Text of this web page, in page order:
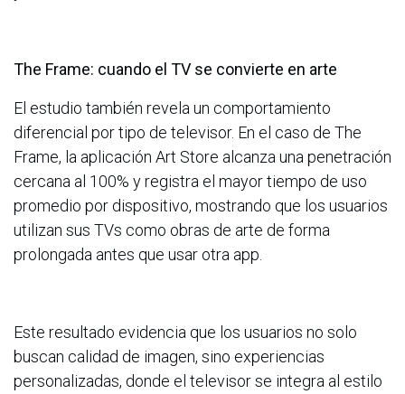
The Frame: cuando el TV se convierte en arte
El estudio también revela un comportamiento
diferencial por tipo de televisor. En el caso de The
Frame, la aplicación Art Store alcanza una penetración
cercana al 100% y registra el mayor tiempo de uso
promedio por dispositivo, mostrando que los usuarios
utilizan sus TVs como obras de arte de forma
prolongada antes que usar otra app.
Este resultado evidencia que los usuarios no solo
buscan calidad de imagen, sino experiencias
personalizadas, donde el televisor se integra al estilo